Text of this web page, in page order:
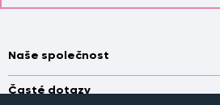
Naše společnost
Doprava a platba
Časté dotazy